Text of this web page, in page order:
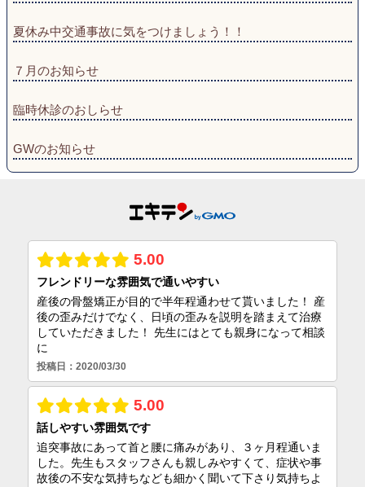
夏休み中交通事故に気をつけましょう！！
７月のお知らせ
臨時休診のおしらせ
GWのお知らせ